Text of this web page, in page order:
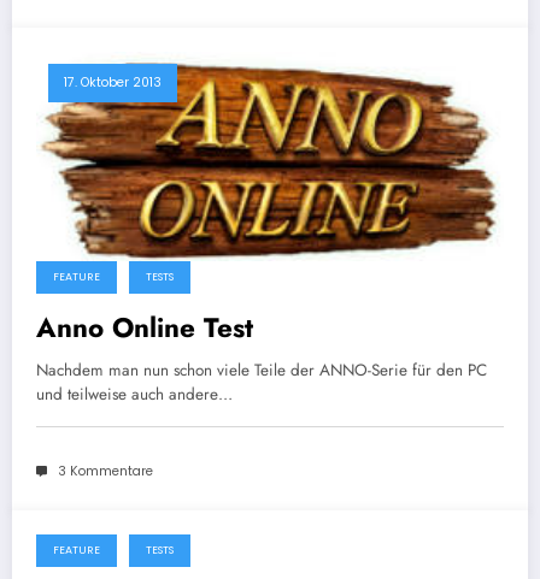
17. Oktober 2013
FEATURE TESTS
Anno Online Test
Nachdem man nun schon viele Teile der ANNO-Serie für den PC
und teilweise auch andere…
3 Kommentare
2. Oktober 2013
FEATURE TESTS